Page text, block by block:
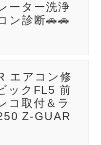
ーター洗浄
ン診断🚗🚗
エアコン修
ックFL5 前
コ取付＆ラ
Z-GUAR